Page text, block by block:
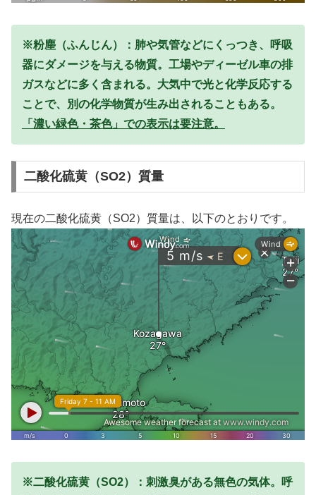
※粉塵（ふんじん）：肺や気管などにくっつき、呼吸
器にダメージを与える物質。工場やディーゼル車の排
ガスなどに多く含まれる。大気中で光と化学反応する
ことで、別の化学物質が生み出されることもある。
「濃い緑色・茶色」での表示は要注意。
二酸化硫黄（SO2）質量
現在の二酸化硫黄（SO2）質量は、以下のとおりです。
※二酸化硫黄（SO2）：刺激臭がある無色の気体。呼